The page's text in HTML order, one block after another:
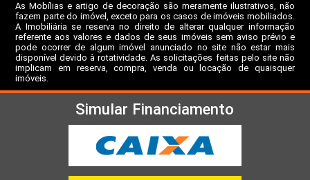
As Mobílias e artigo de decoração são meramente ilustrativos, não
fazem parte do imóvel, exceto para os casos de imóveis mobiliados.
A Imobiliária se reserva no direito de alterar qualquer informação
referente aos valores e dados de seus imóveis sem aviso prévio e
pode ocorrer de algum imóvel anunciado no site não estar mais
disponível devido à rotatividade. As solicitações feitas pelo site não
implicam em reserva, compra, venda ou locação de quaisquer
imóveis.
Simular Financiamento